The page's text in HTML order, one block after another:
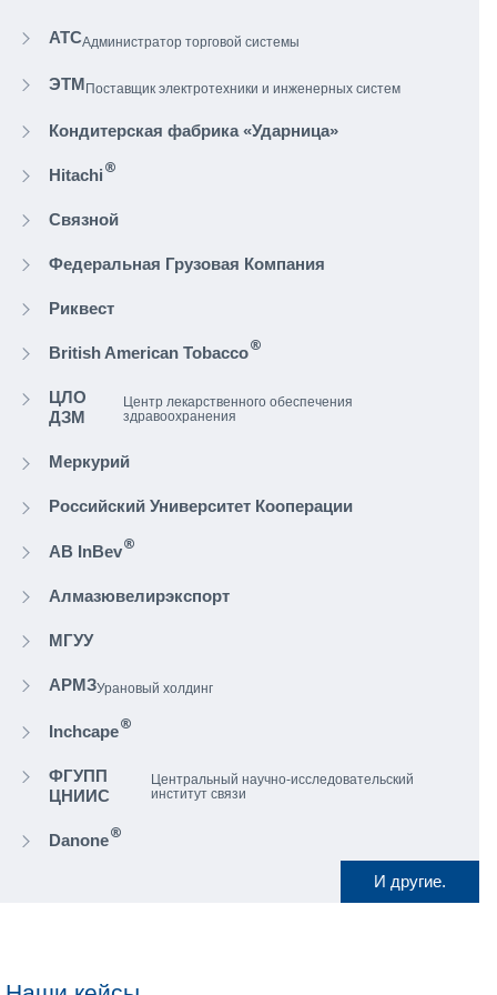
Строгое следование
сервиса (SLA)
Повышение надежности
выявления наиболее критичных
Гибкость настройки
настраиваемое соглашение об
обслуживания)
расчета
Оперативное выполнение
Партнерская сеть
вендоров